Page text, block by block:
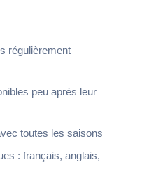
régulièrement
peu après leur
toutes les saisons
: français, anglais,